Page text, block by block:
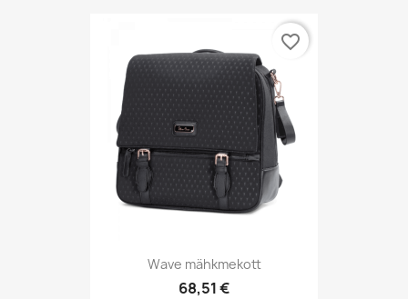
Wave mähkmekott
68,51 €
favorite_border